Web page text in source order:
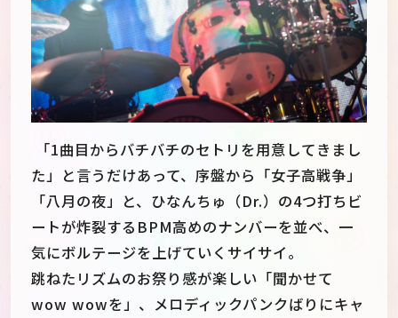
「1曲目からバチバチのセトリを用意してきまし
た」と言うだけあって、序盤から「女子高戦争」
「八月の夜」と、ひなんちゅ（Dr.）の4つ打ちビ
ートが炸裂するBPM高めのナンバーを並べ、一
気にボルテージを上げていくサイサイ。
跳ねたリズムのお祭り感が楽しい「聞かせて
wow wowを」、メロディックパンクばりにキャ